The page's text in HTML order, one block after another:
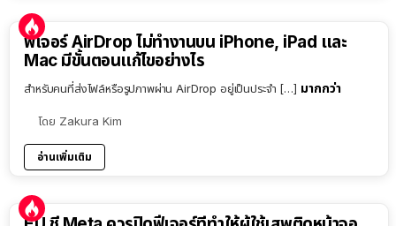
ฟีเจอร์ AirDrop ไม่ทำงานบน iPhone, iPad และ
Mac มีขั้นตอนแก้ไขอย่างไร
สำหรับคนที่ส่งไฟล์หรือรูปภาพผ่าน AirDrop อยู่เป็นประจำ […] มากกว่า
โดย Zakura Kim
อ่านเพิ่มเติม